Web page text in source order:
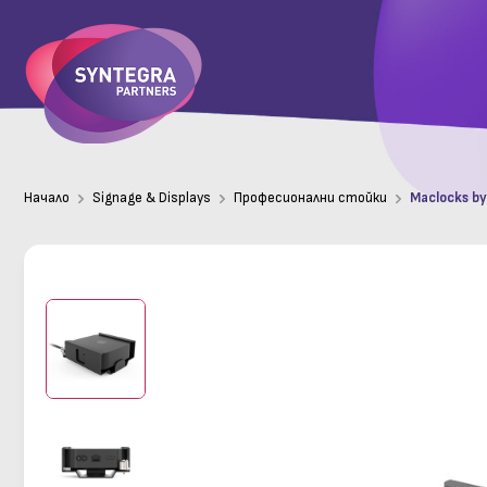
Начало Signage & Displays Професионални стойки Maclocks